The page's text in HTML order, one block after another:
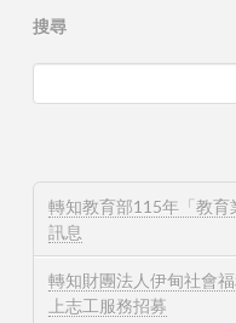
搜尋
轉知教育部115年「教
訊息
轉知財團法人伊甸社會
上志工服務招募